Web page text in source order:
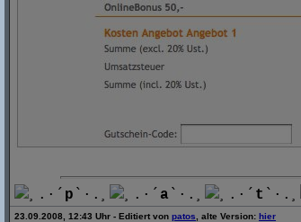
¸.·´ p `·.¸ ¸.·´ a `·.¸ ¸.·´ t `·.¸
23.09.2008, 12:43 Uhr - Editiert von patos , alte Version: hier